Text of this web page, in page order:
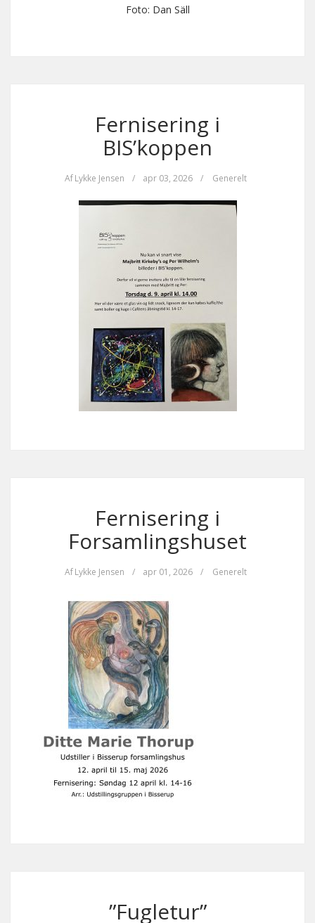
Foto: Dan Säll
Fernisering i
BIS’koppen
AfLykke Jensen / apr 03, 2026 / Generelt
Fernisering i
Forsamlingshuset
AfLykke Jensen / apr 01, 2026 / Generelt
”Fugletur”